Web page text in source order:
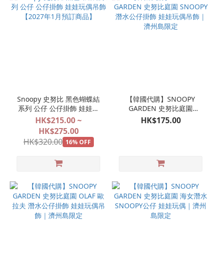
Snoopy 史努比 黑色蝴蝶結
系列 公仔 公仔掛飾 娃娃玩
偶吊飾 【2027年1月預訂商
品】
HK$215.00 ~
HK$275.00
HK$320.00 16% OFF
【韓國代購】SNOOPY
GARDEN 史努比庭園
SNOOPY潛水公仔掛飾 娃娃
玩偶吊飾｜濟州島限定
HK$175.00